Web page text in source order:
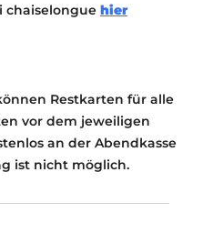
chaiselongue hier
Restkarten für alle
vor dem jeweiligen
an der Abendkasse
ist nicht möglich.